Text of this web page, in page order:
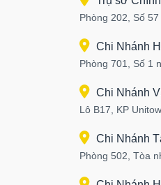
Phòng 202, Số
Chi Nhánh
Phòng 701, Số 1
Chi Nhánh
Lô B17, KP
Chi Nhánh
Phòng 502, Tòa